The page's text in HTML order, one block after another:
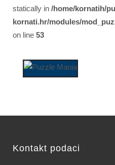
statically in /home/kornatih/
kornati.hr/modules/
on line 53
Kontakt podaci